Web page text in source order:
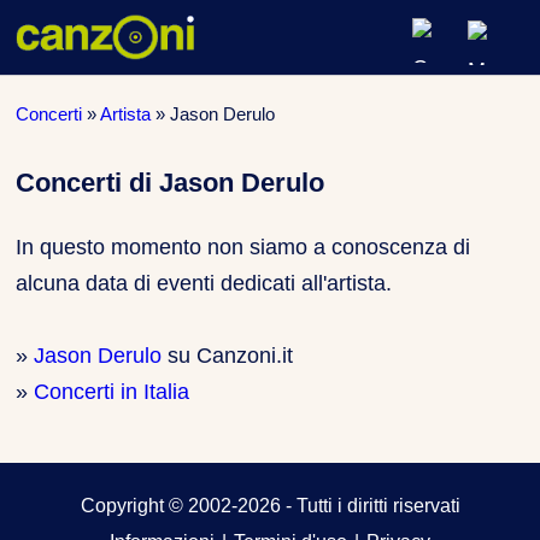
Concerti »Artista »Jason Derulo
Concerti di Jason Derulo
In questo momento non siamo a conoscenza di
alcuna data di eventi dedicati all'artista.
»Jason Derulo su Canzoni.it
» Concerti in Italia
Copyright © 2002-2026 - Tutti i diritti riservati